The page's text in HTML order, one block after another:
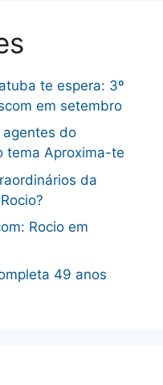
te espera: 3º
em setembro
do
tema Aproxima-te
da
Rocio em
49 anos